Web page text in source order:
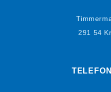
291 54